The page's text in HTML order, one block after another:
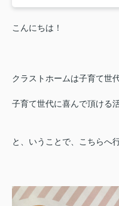
こんにちは！
クラストホームは子育て世
子育て世代に喜んで頂ける
と、いうことで、こちらへ